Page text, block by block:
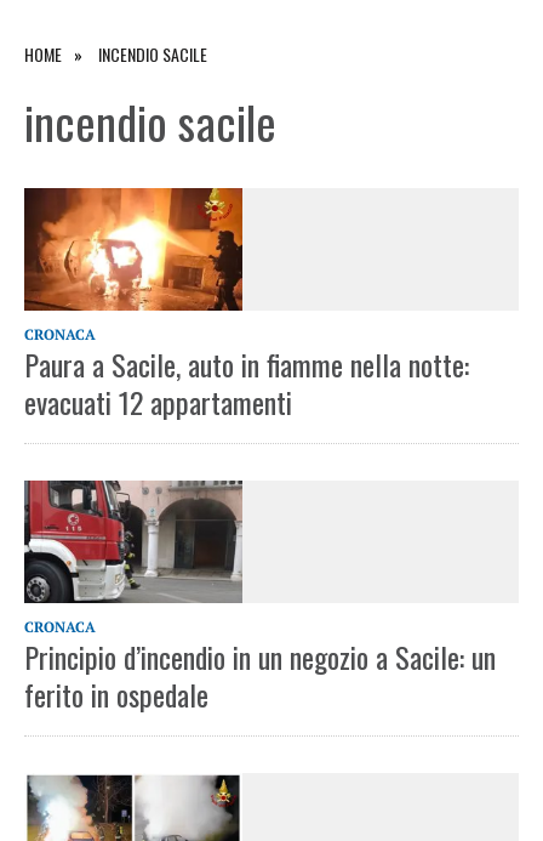
HOME INCENDIO SACILE
incendio sacile
CRONACA
Paura a Sacile, auto in fiamme nella notte:
evacuati 12 appartamenti
CRONACA
Principio d’incendio in un negozio a Sacile: un
ferito in ospedale